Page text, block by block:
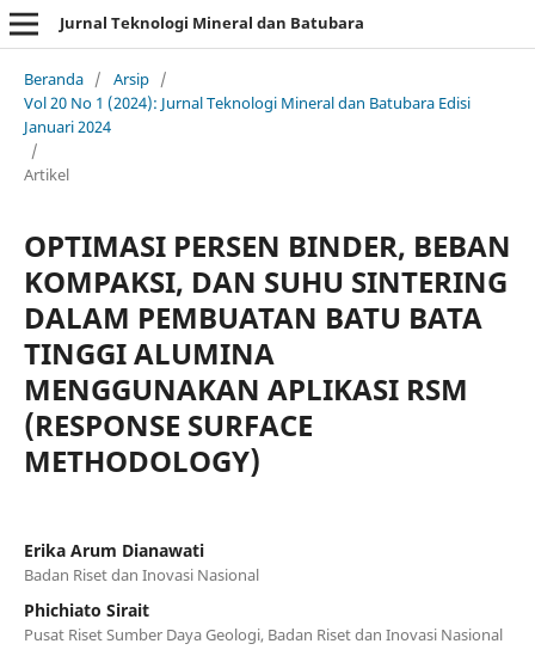
Jurnal Teknologi Mineral dan Batubara
Beranda / Arsip /
Vol 20 No 1 (2024): Jurnal Teknologi Mineral dan Batubara Edisi
Januari 2024
/
Artikel
OPTIMASI PERSEN BINDER, BEBAN
KOMPAKSI, DAN SUHU SINTERING
DALAM PEMBUATAN BATU BATA
TINGGI ALUMINA
MENGGUNAKAN APLIKASI RSM
(RESPONSE SURFACE
METHODOLOGY)
Erika Arum Dianawati
Badan Riset dan Inovasi Nasional
Phichiato Sirait
Pusat Riset Sumber Daya Geologi, Badan Riset dan Inovasi Nasional